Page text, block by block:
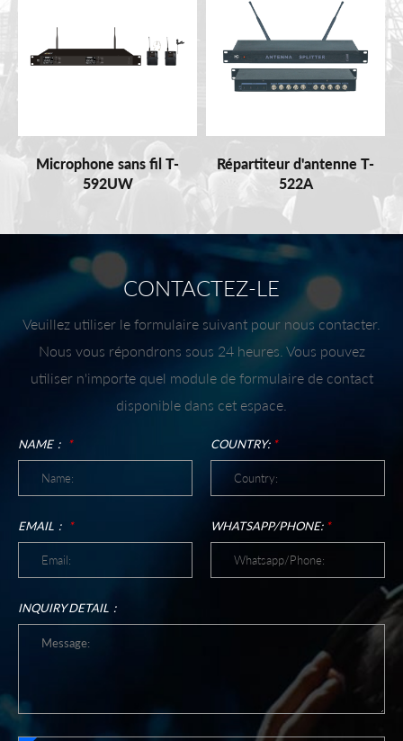
Microphone sans fil T-
592UW
Répartiteur d'antenne T-
522A
CONTACTEZ-LE
Veuillez utiliser le formulaire suivant pour nous contacter.
Nous vous répondrons sous 24 heures. Vous pouvez
utiliser n'importe quel module de formulaire de contact
disponible dans cet espace.
NAME： * COUNTRY: *
EMAIL： * WHATSAPP/PHONE: *
INQUIRY DETAIL：